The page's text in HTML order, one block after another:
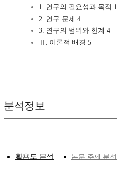
1. 연구의 필요성과 목적 1
2. 연구 문제 4
3. 연구의 범위와 한계 4
Ⅱ. 이론적 배경 5
분석정보
활용도 분석 논문 주제 분석